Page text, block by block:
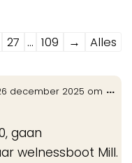
27 ... 109 →
Alles
december 2025 om
gaan
welnessboot Mill.
...